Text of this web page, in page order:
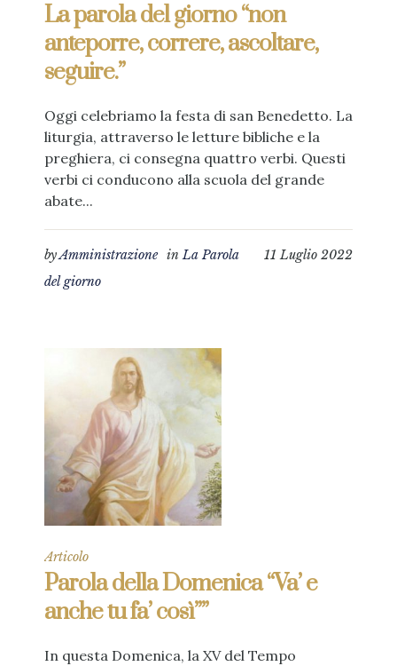
La parola del giorno “non
anteporre, correre, ascoltare,
seguire.”
Oggi celebriamo la festa di san Benedetto. La
liturgia, attraverso le letture bibliche e la
preghiera, ci consegna quattro verbi. Questi
verbi ci conducono alla scuola del grande
abate...
11 Luglio 2022
byAmministrazione inLa Parola
del giorno
Articolo
Parola della Domenica “Va’ e
anche tu fa’ così””
In questa Domenica, la XV del Tempo